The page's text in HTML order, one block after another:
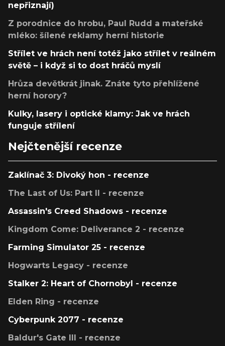
nepřiznají)
Z porodnice do hrobu, Paul Rudd a mateřské
mléko: šílené reklamy herní historie
Střílet ve hrách není totéž jako střílet v reálném
světě – i když si to dost hráčů myslí
Hrůza devětkrát jinak. Znáte tyto přehlížené
herní horory?
Kulky, lasery i optické klamy: Jak ve hrách
funguje střílení
Nejčtenější recenze
Zaklínač 3: Divoký hon - recenze
The Last of Us: Part II - recenze
Assassin's Creed Shadows - recenze
Kingdom Come: Deliverance 2 - recenze
Farming Simulator 25 - recenze
Hogwarts Legacy - recenze
Stalker 2: Heart of Chornobyl - recenze
Elden Ring - recenze
Cyberpunk 2077 - recenze
Baldur's Gate III - recenze